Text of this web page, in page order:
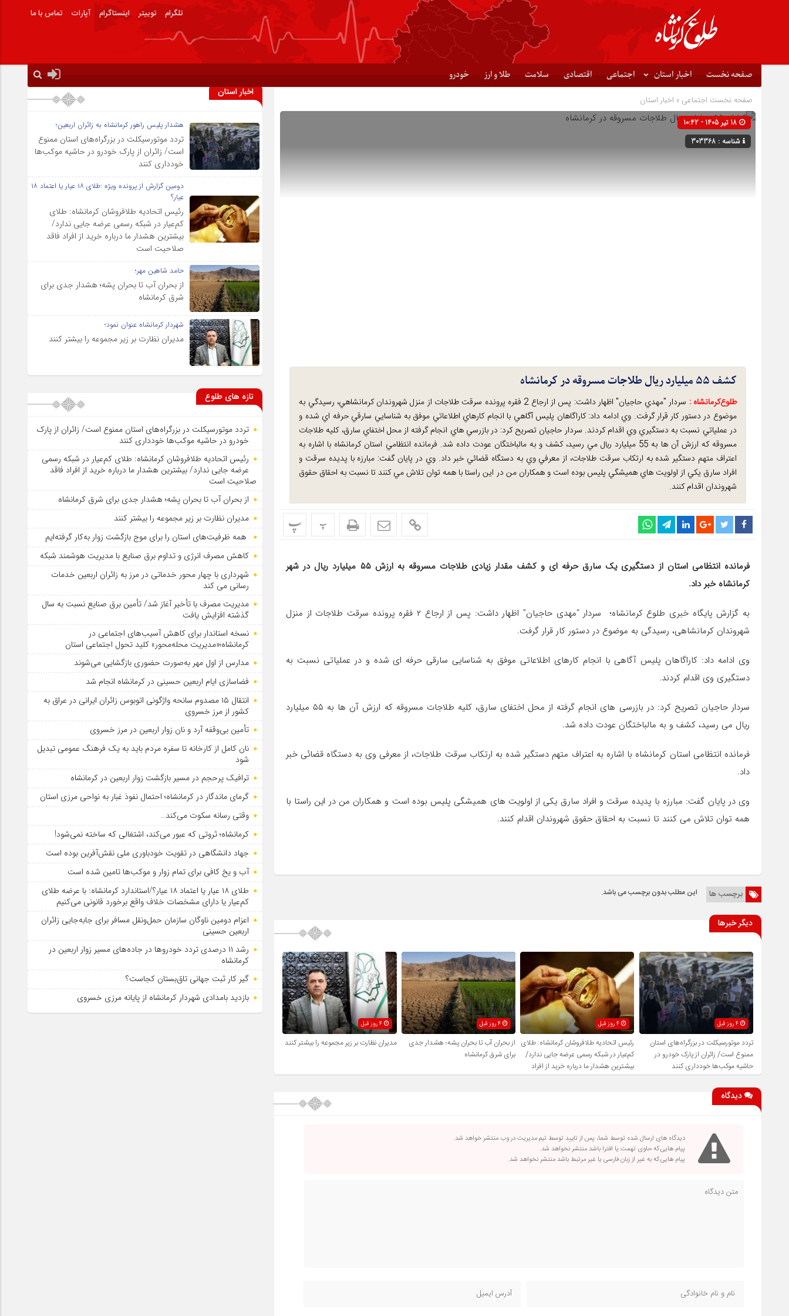
تلگرام توییتر اینستاگرام آپارات تماس با ما
صفحه نخست اخبار استان اجتماعی اقتصادی سلامت طلا و ارز خودرو
صفحه نخست اجتماعی » اخبار استان
شناسه : 303368
کشف ۵۵ میلیارد ریال طلاجات مسروقه در کرمانشاه
طلوع‌‌کرمانشاه :
سردار "مهدي حاجيان" اظهار داشت: پس از ارجاع 2 فقره پرونده سرقت طلاجات از منزل شهروندان کرمانشاهي، رسيدگي به
موضوع در دستور کار قرار گرفت. وي ادامه داد: کاراگاهان پليس آگاهي با انجام کارهاي اطلاعاتي موفق به شناسايي سارقي حرفه اي شده و
در عملياتي نسبت به دستگيري وي اقدام کردند. سردار حاجيان تصريح کرد: در بازرسي هاي انجام گرفته از محل اختفاي سارق، کليه طلاجات
مسروقه که ارزش آن ها به 55 ميليارد ريال مي رسيد، کشف و به مالباختگان عودت داده شد. فرمانده انتظامي استان کرمانشاه با اشاره به
اعتراف متهم دستگير شده به ارتکاب سرقت طلاجات، از معرفي وي به دستگاه قضائي خبر داد. وي در پايان گفت: مبارزه با پديده سرقت و
افراد سارق يکي از اولويت هاي هميشگي پليس بوده است و همکاران من در اين راستا با همه توان تلاش مي کنند تا نسبت به احقاق حقوق
شهروندان اقدام کنند.
پ پ
فرمانده انتظامی استان از دستگیری یک سارق حرفه ای و کشف مقدار زیادی طلاجات مسروقه به ارزش ۵۵ میلیارد ریال در شهر
کرمانشاه خبر داد.
به گزارش پایگاه خبری طلوع کرمانشاه؛ سردار “مهدی حاجیان” اظهار داشت: پس از ارجاع ۲ فقره پرونده سرقت طلاجات از منزل
شهروندان کرمانشاهی، رسیدگی به موضوع در دستور کار قرار گرفت.
وی ادامه داد: کاراگاهان پلیس آگاهی با انجام کارهای اطلاعاتی موفق به شناسایی سارقی حرفه ای شده و در عملیاتی نسبت به
دستگیری وی اقدام کردند.
سردار حاجیان تصریح کرد: در بازرسی های انجام گرفته از محل اختفای سارق، کلیه طلاجات مسروقه که ارزش آن ها به ۵۵ میلیارد
ریال می رسید، کشف و به مالباختگان عودت داده شد.
فرمانده انتظامی استان کرمانشاه با اشاره به اعتراف متهم دستگیر شده به ارتکاب سرقت طلاجات، از معرفی وی به دستگاه قضائی خبر
داد.
وی در پایان گفت: مبارزه با پدیده سرقت و افراد سارق یکی از اولویت های همیشگی پلیس بوده است و همکاران من در این راستا با
همه توان تلاش می کنند تا نسبت به احقاق حقوق شهروندان اقدام کنند.
برچسب ها این مطلب بدون برچسب می باشد.
دیگر خبرها
4 روز قبل
تردد موتورسیکلت در بزرگراه‌های استان
ممنوع است/ زائران از پارک خودرو در
حاشیه موکب‌ها خودداری کنند
4 روز قبل
رئیس اتحادیه طلافروشان کرمانشاه: طلای
کم‌عیار در شبکه رسمی عرضه جایی ندارد/
بیشترین هشدار ما درباره خرید از افراد
فاقد صلاحیت است
4 روز قبل
از بحران آب تا بحران پشه؛ هشدار جدی
برای شرق کرمانشاه
4 روز قبل
مدیران نظارت بر زیر مجموعه را بیشتر کنند
دیدگاه
دیدگاه های ارسال شده توسط شما، پس از تایید توسط تیم مدیریت در وب منتشر خواهد شد.
پیام هایی که حاوی تهمت یا افترا باشد منتشر نخواهد شد.
پیام هایی که به غیر از زبان فارسی یا غیر مرتبط باشد منتشر نخواهد شد.
اخبار استان
هشدار پلیس راهور کرمانشاه به زائران اربعین؛
تردد موتورسیکلت در بزرگراه‌های استان ممنوع
است/ زائران از پارک خودرو در حاشیه موکب‌ها
خودداری کنند
دومین گزارش از پرونده ویژه :طلای ۱۸ عیار یا اعتماد ۱۸
عیار؟
رئیس اتحادیه طلافروشان کرمانشاه: طلای
کم‌عیار در شبکه رسمی عرضه جایی ندارد/
بیشترین هشدار ما درباره خرید از افراد فاقد
صلاحیت است
حامد شاهین مهر؛
از بحران آب تا بحران پشه؛ هشدار جدی برای
شرق کرمانشاه
شهردار کرمانشاه عنوان نمود؛
مدیران نظارت بر زیر مجموعه را بیشتر کنند
تازه های طلوع
تردد موتورسیکلت در بزرگراه‌های استان ممنوع است/ زائران از پارک
خودرو در حاشیه موکب‌ها خودداری کنند
رئیس اتحادیه طلافروشان کرمانشاه: طلای کم‌عیار در شبکه رسمی
عرضه جایی ندارد/ بیشترین هشدار ما درباره خرید از افراد فاقد
صلاحیت است
از بحران آب تا بحران پشه؛ هشدار جدی برای شرق کرمانشاه
مدیران نظارت بر زیر مجموعه را بیشتر کنند
همه ظرفیت‌های استان را برای موج بازگشت زوار به‌کار گرفته‌ایم
کاهش مصرف انرژی و تداوم برق صنایع با مدیریت هوشمند شبکه
شهرداری با چهار محور خدماتی در مرز به زائران اربعین خدمات
رسانی می کند
مدیریت مصرف با تأخیر آغاز شد/ تأمین برق صنایع نسبت به سال
گذشته افزایش یافت
نسخه استاندار برای کاهش آسیب‌های اجتماعی در
کرمانشاه؛«مدیریت محله‌محور» کلید تحول اجتماعی استان
مدارس از اول مهر به‌صورت حضوری بازگشایی می‌شوند
فضاسازی ایام اربعین حسینی در کرمانشاه انجام شد
انتقال ۱۵ مصدوم سانحه واژگونی اتوبوس زائران ایرانی در عراق به
کشور از مرز خسروی
تأمین بی‌وقفه آرد و نان زوار اربعین در مرز خسروی
نان کامل از کارخانه تا سفره مردم باید به یک فرهنگ عمومی تبدیل
شود
ترافیک پرحجم در مسیر بازگشت زوار اربعین در کرمانشاه
گرمای ماندگار در کرمانشاه؛ احتمال نفوذ غبار به نواحی مرزی استان
وقتی رسانه سکوت می‌کند…
کرمانشاه؛ ثروتی که عبور می‌کند، اشتغالی که ساخته نمی‌شود!
جهاد دانشگاهی در تقویت خودباوری ملی نقش‌آفرین بوده است
آب و یخ کافی برای تمام زوار و موکب‌ها تامین شده است
طلای ۱۸ عیار یا اعتماد ۱۸ عیار؟/استاندارد کرمانشاه: با عرضه طلای
کم‌عیار یا دارای مشخصات خلاف واقع برخورد قانونی می‌کنیم
اعزام دومین ناوگان سازمان حمل‌ونقل مسافر برای جابه‌جایی زائران
اربعین حسینی
رشد ۱۱ درصدی تردد خودروها در جاده‌های مسیر زوار اربعین در
کرمانشاه
گیر کار ثبت جهانی تاق‌بستان کجاست؟
بازدید بامدادی شهردار کرمانشاه از پایانه مرزی خسروی